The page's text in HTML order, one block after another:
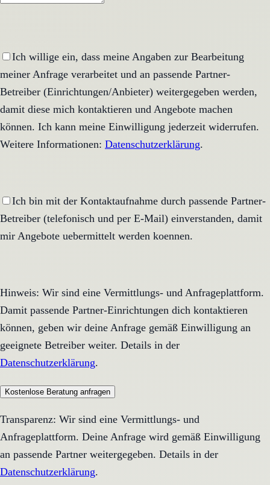
Ich willige ein, dass meine Angaben zur Bearbeitung
meiner Anfrage verarbeitet und an passende Partner-
Betreiber (Einrichtungen/Anbieter) weitergegeben werden,
damit diese mich kontaktieren und Angebote machen
können. Ich kann meine Einwilligung jederzeit widerrufen.
Weitere Informationen: Datenschutzerklärung.
Ich bin mit der Kontaktaufnahme durch passende Partner-
Betreiber (telefonisch und per E-Mail) einverstanden, damit
mir Angebote uebermittelt werden koennen.
Hinweis: Wir sind eine Vermittlungs- und Anfrageplattform.
Damit passende Partner-Einrichtungen dich kontaktieren
können, geben wir deine Anfrage gemäß Einwilligung an
geeignete Betreiber weiter. Details in der
Datenschutzerklärung.
Kostenlose Beratung anfragen
Transparenz: Wir sind eine Vermittlungs- und
Anfrageplattform. Deine Anfrage wird gemäß Einwilligung
an passende Partner weitergegeben. Details in der
Datenschutzerklärung.